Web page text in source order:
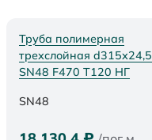
Труба полимерная
трехслойная d315х24,5
SN48 F470 Т120 НГ
SN48